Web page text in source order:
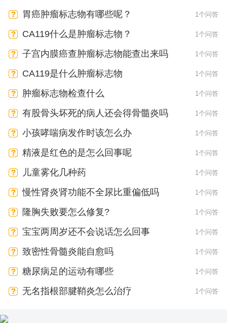
胃癌肿瘤标志物有哪些呢？ 1个问答
CA119什么是肿瘤标志物？ 1个问答
子宫内膜癌查肿瘤标志物能查出来吗 1个问答
CA119是什么肿瘤标志物 1个问答
肿瘤标志物检查什么 1个问答
有股骨头坏死的病人还会得骨髓炎吗 1个问答
小孩哮喘病发作时该怎么办 1个问答
精液是红色的是怎么回事呢 1个问答
儿童雾化几种药 1个问答
慢性肾炎肾功能不全尿比重偏低吗 1个问答
隆胸失败要怎么修复? 1个问答
宝宝两周岁还不会说话怎么回事 1个问答
致密性骨髓炎能自愈吗 1个问答
糖尿病足的运动有哪些 1个问答
无名指根部腱鞘炎怎么治疗 1个问答